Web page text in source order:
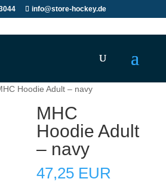
info@store-hockey.de
Hoodie Adult – navy
MHC
Hoodie Adult
– navy
47,25 EUR